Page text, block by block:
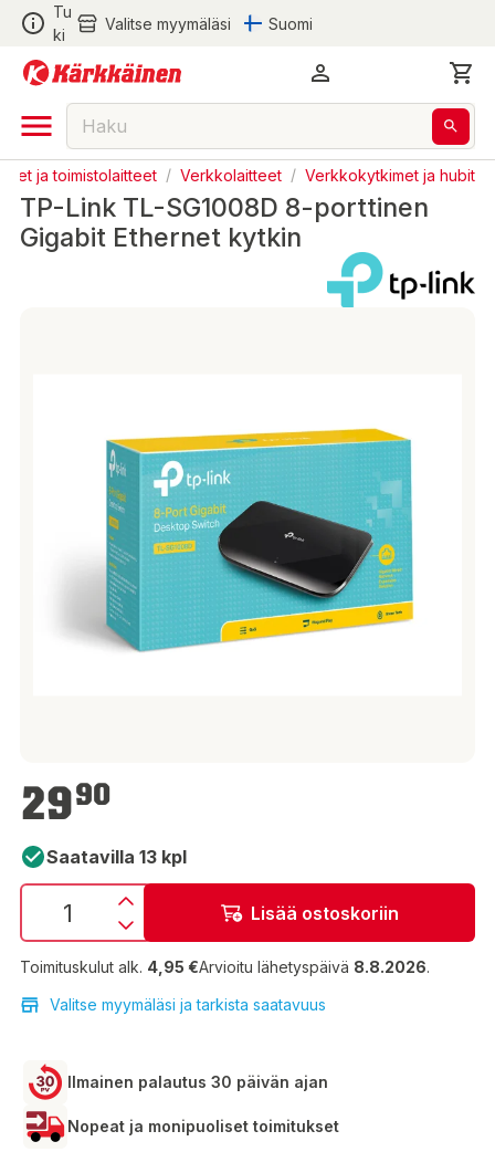
Tu
ki
Valitse myymäläsi Suomi
ja toimistolaitteet / Verkkolaitteet / Verkkokytkimet ja hubit
TP-Link TL-SG1008D 8-porttinen
Gigabit Ethernet kytkin
2990
Saatavilla 13 kpl
Lisää ostoskoriin
Toimituskulut alk. 4,95 €Arvioitu lähetyspäivä 8.8.2026.
Valitse myymäläsi ja tarkista saatavuus
Ilmainen palautus 30 päivän ajan
Nopeat ja monipuoliset toimitukset